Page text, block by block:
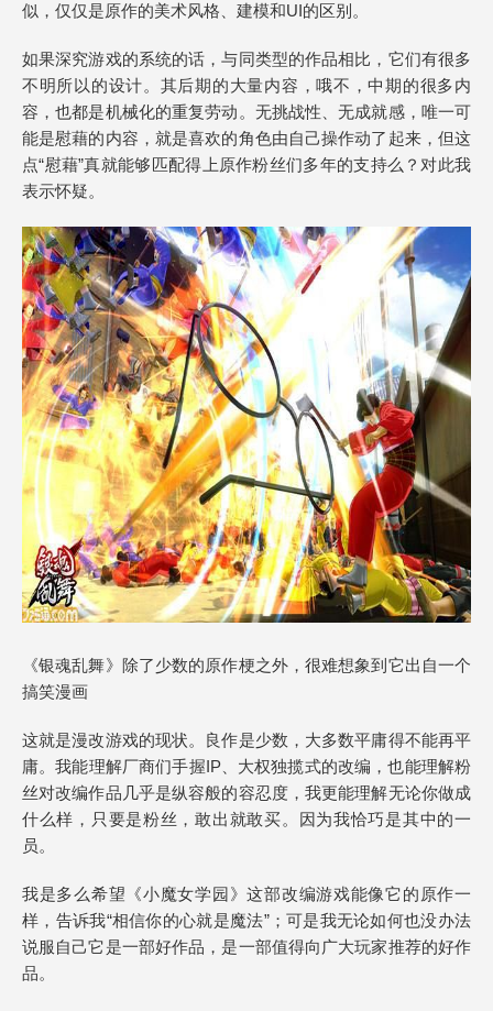
似，仅仅是原作的美术风格、建模和UI的区别。
如果深究游戏的系统的话，与同类型的作品相比，它们有很多
不明所以的设计。其后期的大量内容，哦不，中期的很多内
容，也都是机械化的重复劳动。无挑战性、无成就感，唯一可
能是慰藉的内容，就是喜欢的角色由自己操作动了起来，但这
点“慰藉”真就能够匹配得上原作粉丝们多年的支持么？对此我
表示怀疑。
《银魂乱舞》除了少数的原作梗之外，很难想象到它出自一个
搞笑漫画
这就是漫改游戏的现状。良作是少数，大多数平庸得不能再平
庸。我能理解厂商们手握IP、大权独揽式的改编，也能理解粉
丝对改编作品几乎是纵容般的容忍度，我更能理解无论你做成
什么样，只要是粉丝，敢出就敢买。因为我恰巧是其中的一
员。
我是多么希望《小魔女学园》这部改编游戏能像它的原作一
样，告诉我“相信你的心就是魔法”；可是我无论如何也没办法
说服自己它是一部好作品，是一部值得向广大玩家推荐的好作
品。